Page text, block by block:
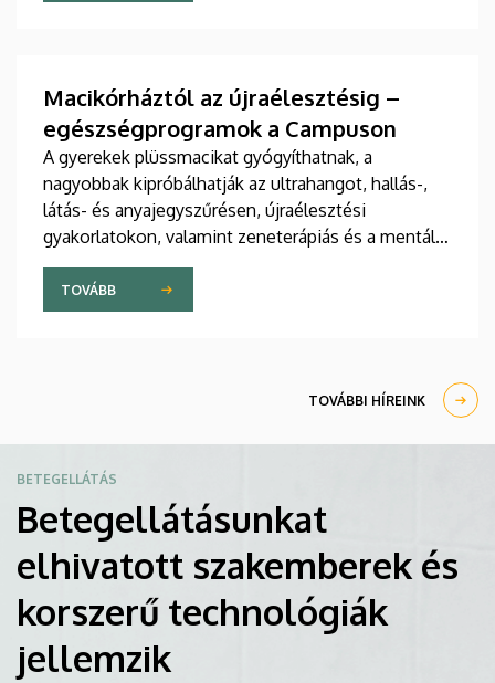
jelent meg tanulmány a világ egyik legrangosabb
szerzője a Debreceni Egyetem egyetemi tanára.
Macikórháztól az újraélesztésig –
egészségprogramok a Campuson
A gyerekek plüssmacikat gyógyíthatnak, a
nagyobbak kipróbálhatják az ultrahangot, hallás-,
látás- és anyajegyszűrésen, újraélesztési
gyakorlatokon, valamint zeneterápiás és a mentális
egészséget támogató prevenciós foglalkozásokon
is részt vehetnek a július 22-én kezdődő Campus
Fesztiválon. A Debreceni Egyetem Klinikai
Egyetem téren felállított faházaknál, illetve a
Központban.
TOVÁBB
TOVÁBBI HÍREINK
BETEGELLÁTÁS
Betegellátásunkat
elhivatott szakemberek és
korszerű technológiák
jellemzik